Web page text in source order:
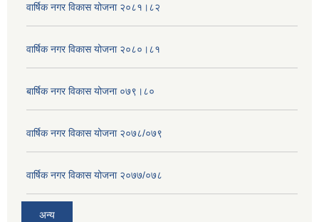
वार्षिक नगर विकास योजना २०८१।८२
वार्षिक नगर विकास योजना २०८०।८१
बार्षिक नगर विकास योजना ०७९।८०
वार्षिक नगर विकास योजना २०७८/०७९
वार्षिक नगर विकास योजना २०७७/०७८
अन्य